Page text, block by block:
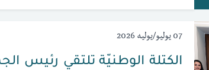
07 يوليو/يوليه 2026
الكتلة الوطنيّة تلتقي رئيس